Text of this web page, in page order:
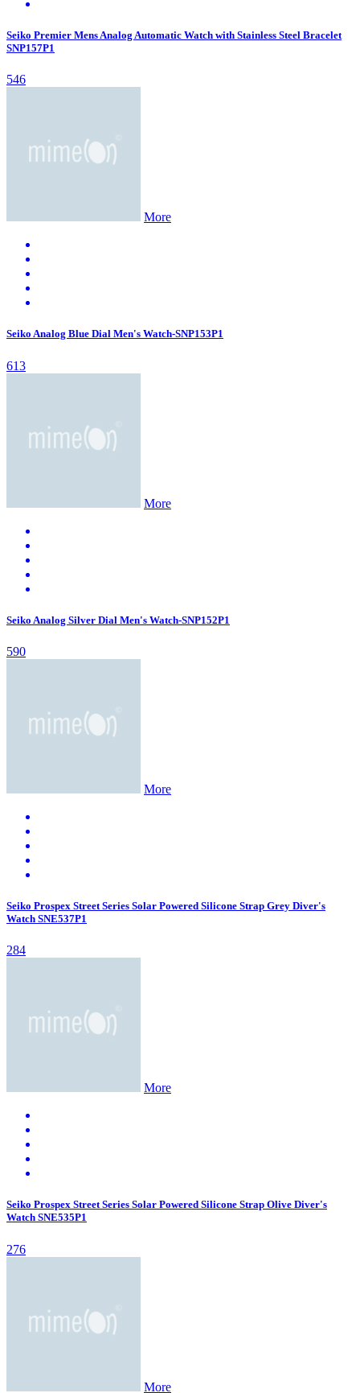
Seiko Premier Mens Analog Automatic Watch with Stainless Steel Bracelet
SNP157P1
546
More
Seiko Analog Blue Dial Men's Watch-SNP153P1
613
More
Seiko Analog Silver Dial Men's Watch-SNP152P1
590
More
Seiko Prospex Street Series Solar Powered Silicone Strap Grey Diver's
Watch SNE537P1
284
More
Seiko Prospex Street Series Solar Powered Silicone Strap Olive Diver's
Watch SNE535P1
276
More